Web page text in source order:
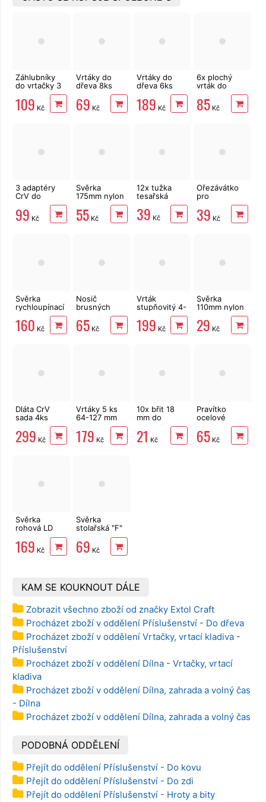
Záhlubníky
do vrtačky 3
plast, měkký
kov
109 Kč
Vrtáky do
dřeva 8ks
EXTOL 1142
69 Kč
Vrtáky do
dřeva 6ks
14mm EXTOL
Craft
189 Kč
6x plochý
vrták do
dřeva 10-
25mm
85 Kč
3 adaptéry
CrV do
1/4"-3/8"-1/2"
Extol Craft
99 Kč
Svěrka
175mm nylon
Premium
55Kč
12x tužka
tesařská
39 Kč
Ořezávátko
pro
tesařskou
tužku EXTOL
39 Kč
Svěrka
rychloupínací
160 Kč
Nosič
brusných
125mm,
úchyt bruska
65Kč
Vrták
stupňovitý 4-
EXTOL 20055
199 Kč
Svěrka
110mm nylon
Premium
29 Kč
Dláta CrV
sada 4ks
Premium
8812420
299 Kč
Vrtáky 5 ks
64-127 mm
vykružovací
korunkové
Extol
179 Kč
10x břit 18
mm do
odlamovacího
nože
21 Kč
Pravítko
ocelové
50cm nerez
65 Kč
Svěrka
rohová LD
BAILEY 0-83-
121
169 Kč
Svěrka
stolařská "F"
250x50mm,
ztužidlo
69 Kč
KAM SE KOUKNOUT DÁLE
Zobrazit všechno zboží od značky Extol Craft
Procházet zboží v oddělení Příslušenství - Do dřeva
Procházet zboží v oddělení Vrtačky, vrtací kladiva -
Příslušenství
Procházet zboží v oddělení Dílna - Vrtačky, vrtací
kladiva
Procházet zboží v oddělení Dílna, zahrada a volný čas
- Dílna
Procházet zboží v oddělení Dílna, zahrada a volný čas
PODOBNÁ ODDĚLENÍ
Přejít do oddělení Příslušenství - Do kovu
Přejít do oddělení Příslušenství - Do zdi
Přejít do oddělení Příslušenství - Hroty a bity